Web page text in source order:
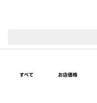
すべて お店価格